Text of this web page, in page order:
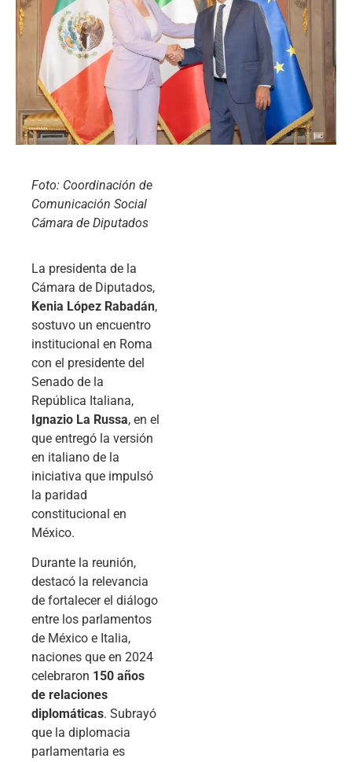
Foto: Coordinación de
Comunicación Social
Cámara de Diputados
La presidenta de la
Cámara de Diputados,
Kenia López Rabadán,
sostuvo un encuentro
institucional en Roma
con el presidente del
Senado de la
República Italiana,
Ignazio La Russa, en el
que entregó la versión
en italiano de la
iniciativa que impulsó
la paridad
constitucional en
México.
Durante la reunión,
destacó la relevancia
de fortalecer el diálogo
entre los parlamentos
de México e Italia,
naciones que en 2024
celebraron 150 años
de relaciones
diplomáticas. Subrayó
que la diplomacia
parlamentaria es